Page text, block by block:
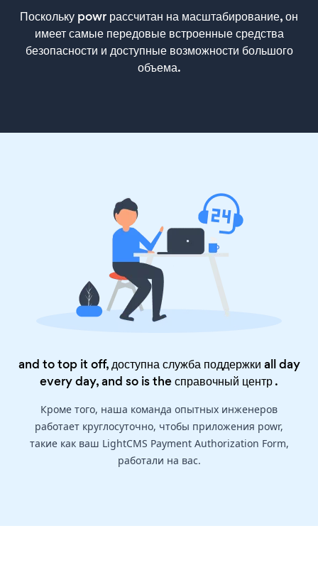
Поскольку powr рассчитан на масштабирование, он
имеет самые передовые встроенные средства
безопасности и доступные возможности большого
объема.
and to top it off, доступна служба поддержки all day
every day, and so is theсправочный центр.
Кроме того, наша команда опытных инженеров
работает круглосуточно, чтобы приложения powr,
такие как ваш LightCMS Payment Authorization Form,
работали на вас.